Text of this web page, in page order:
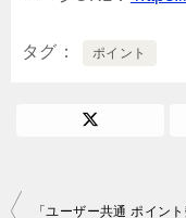
タグ ポイント
投